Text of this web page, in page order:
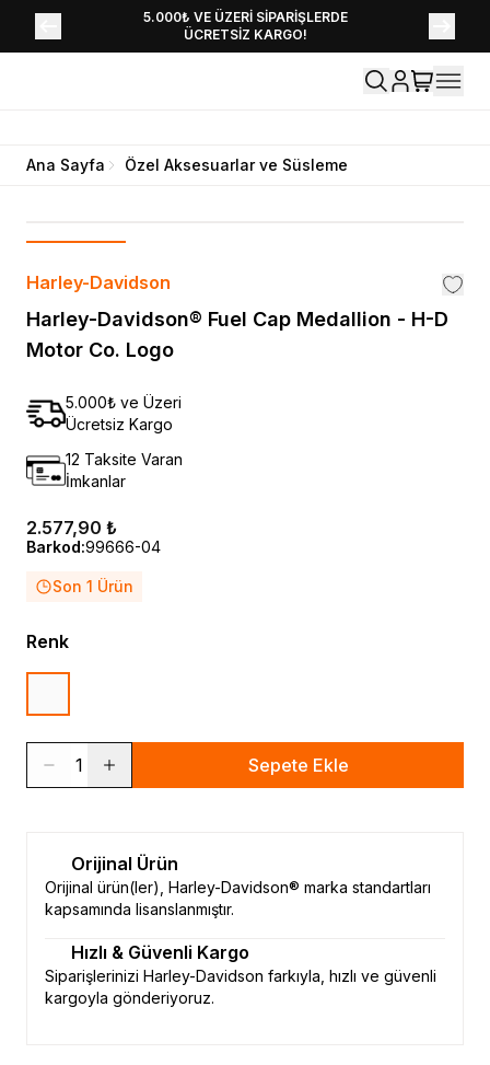
5.000₺ VE ÜZERİ SİPARİŞLERDE
ÜCRETSİZ KARGO!
YENİ SEZON KOLEKSİYONU EKLENDİ,
HEMEN KEŞFET!
Ana Sayfa Özel Aksesuarlar ve Süsleme
Harley-Davidson
Harley-Davidson® Fuel Cap Medallion - H-D
Motor Co. Logo
5.000₺ ve Üzeri
Ücretsiz Kargo
12 Taksite Varan
İmkanlar
2.577,90 ₺
Barkod:99666-04
Son 1 Ürün
Renk
1 Sepete Ekle
Orijinal Ürün
Orijinal ürün(ler), Harley-Davidson® marka standartları
kapsamında lisanslanmıştır.
Hızlı & Güvenli Kargo
Siparişlerinizi Harley-Davidson farkıyla, hızlı ve güvenli
kargoyla gönderiyoruz.